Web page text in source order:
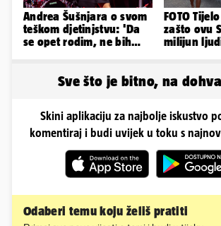
Andrea Šušnjara o svom
teškom djetinjstvu: 'Da
se opet rodim, ne bih
FOTO
zašto ovu
milijun
Sve što je bitno, na
Skini aplikaciju za najbolje iskustvo
komentiraj i budi uvijek u toku s
Odaberi temu koju želiš pratiti